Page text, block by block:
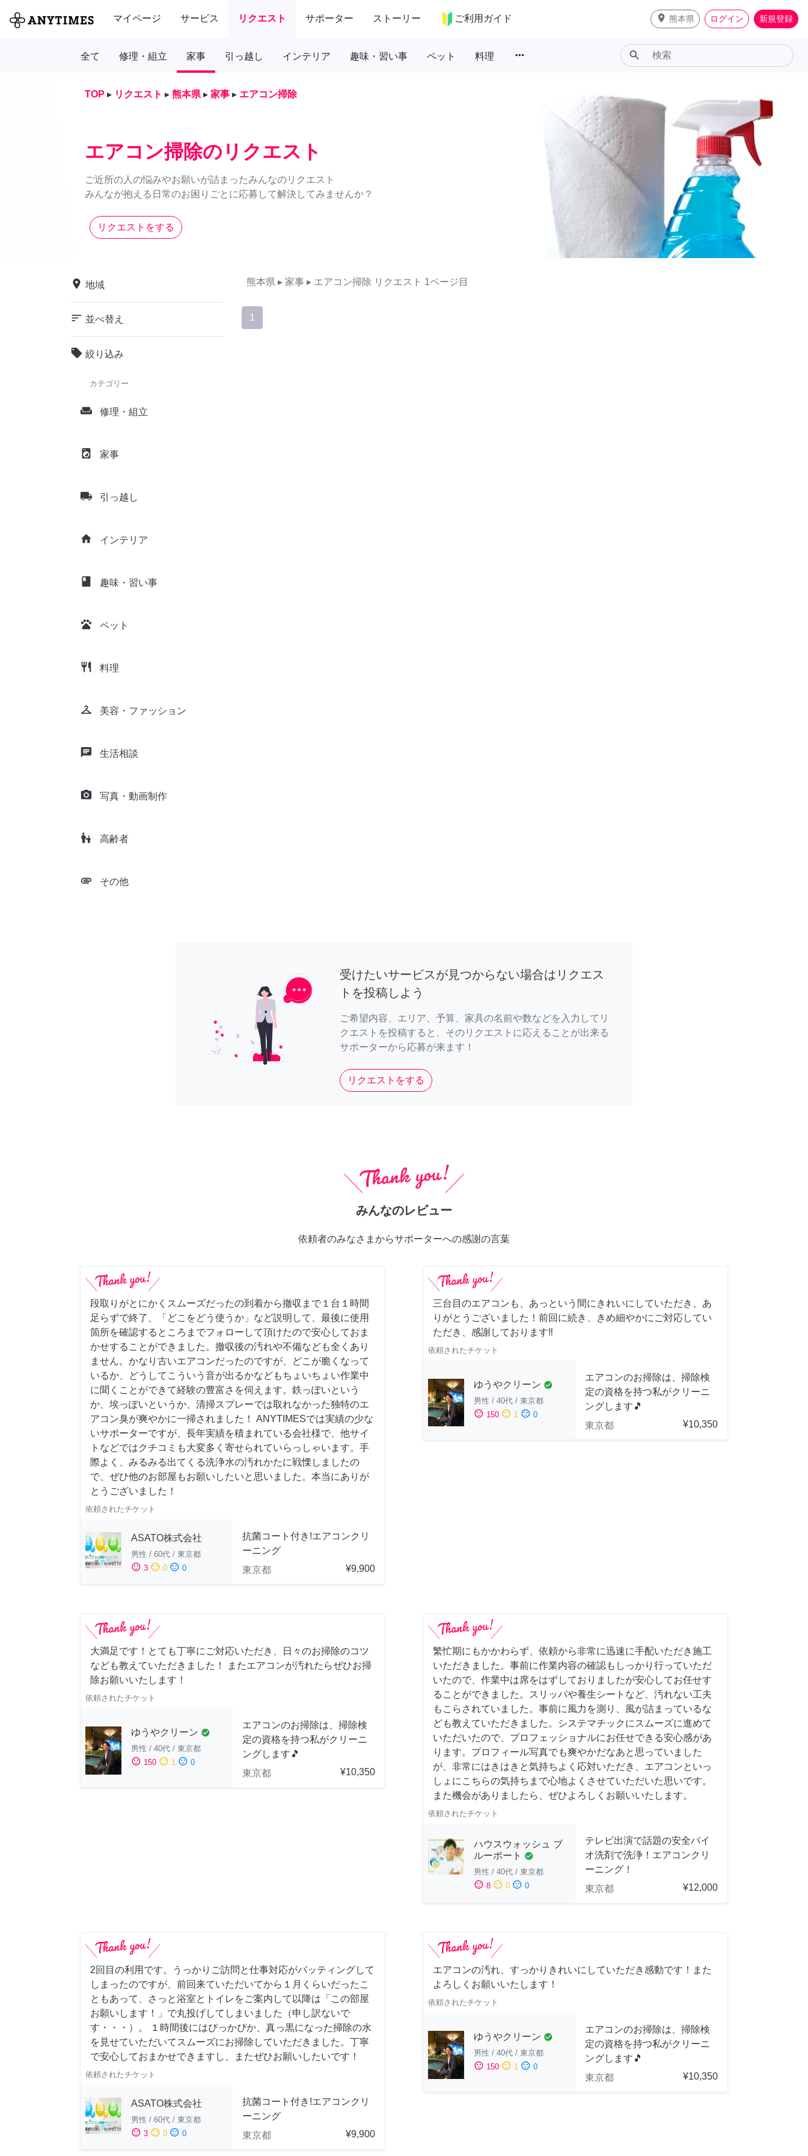
マイページ サービス リクエスト サポーター ストーリー ご利用ガイド place 熊本県 ログイン 新規登録
全て 修理・組立 家事 引っ越し インテリア 趣味・習い事 ペット 料理 more_horiz search
TOP ▸ リクエスト ▸ 熊本県 ▸ 家事 ▸ エアコン掃除
エアコン掃除のリクエスト
ご近所の人の悩みやお願いが詰まったみんなのリクエスト
みんなが抱える日常のお困りごとに応募して解決してみませんか？
リクエストをする
place 地域
sort 並べ替え
local_offer 絞り込み
カテゴリー
weekend 修理・組立
local_laundry_service 家事
local_shipping 引っ越し
home インテリア
class 趣味・習い事
pets ペット
restaurant 料理
checkroom 美容・ファッション
chat 生活相談
camera_alt 写真・動画制作
escalator_warning 高齢者
attachment その他
熊本県 ▸ 家事 ▸ エアコン掃除 リクエスト 1ページ目
1
受けたいサービスが見つからない場合はリクエス
トを投稿しよう
ご希望内容、エリア、予算、家具の名前や数などを入力してリ
クエストを投稿すると、そのリクエストに応えることが出来る
サポーターから応募が来ます！
リクエストをする
みんなのレビュー
依頼者のみなさまからサポーターへの感謝の言葉
段取りがとにかくスムーズだったの到着から撤収まで１台１時間
足らずで終了、「どこをどう使うか」など説明して、最後に使用
箇所を確認するところまでフォローして頂けたので安心しておま
かせすることができました。撤収後の汚れや不備なども全くあり
ません。かなり古いエアコンだったのですが、どこが脆くなって
いるか、どうしてこういう音が出るかなどもちょいちょい作業中
に聞くことができて経験の豊富さを伺えます。鉄っぽいという
か、埃っぽいというか、清掃スプレーでは取れなかった独特のエ
アコン臭が爽やかに一掃されました！ ANYTIMESでは実績の少な
いサポーターですが、長年実績を積まれている会社様で、他サイ
トなどではクチコミも大変多く寄せられていらっしゃいます。手
際よく、みるみる出てくる洗浄水の汚れかたに戦慄しましたの
で、ぜひ他のお部屋もお願いしたいと思いました。本当にありが
とうございました！
依頼されたチケット
ASATO株式会社
男性 / 60代 / 東京都
sentiment_satisfied 3 sentiment_neutral 0 sentiment_dissatisfied 0
抗菌コート付き!エアコンクリ
ーニング
東京都
¥9,900
三台目のエアコンも、あっという間にきれいにしていただき、あ
りがとうございました！前回に続き、きめ細やかにご対応してい
ただき、感謝しております‼️
依頼されたチケット
ゆうやクリーン check_circle
男性 / 40代 / 東京都
sentiment_satisfied 150 sentiment_neutral 1 sentiment_dissatisfied 0
エアコンのお掃除は、掃除検
定の資格を持つ私がクリーニ
ングします🎵
東京都
¥10,350
大満足です！とても丁寧にご対応いただき、日々のお掃除のコツ
なども教えていただきました！ またエアコンが汚れたらぜひお掃
除お願いいたします！
依頼されたチケット
ゆうやクリーン check_circle
男性 / 40代 / 東京都
sentiment_satisfied 150 sentiment_neutral 1 sentiment_dissatisfied 0
エアコンのお掃除は、掃除検
定の資格を持つ私がクリーニ
ングします🎵
東京都
¥10,350
繁忙期にもかかわらず、依頼から非常に迅速に手配いただき施工
いただきました。事前に作業内容の確認もしっかり行っていただ
いたので、作業中は席をはずしておりましたが安心してお任せす
ることができました。スリッパや養生シートなど、汚れない工夫
もこらされていました。事前に風力を測り、風が詰まっているな
ども教えていただきました。システマチックにスムーズに進めて
いただいたので、プロフェッショナルにお任せできる安心感があ
ります。プロフィール写真でも爽やかだなあと思っていました
が、非常にはきはきと気持ちよく応対いただき、エアコンといっ
しょにこちらの気持ちまで心地よくさせていただいた思いです。
また機会がありましたら、ぜひよろしくお願いいたします。
依頼されたチケット
ハウスウォッシュ ブ
ルーポート check_circle
男性 / 40代 / 東京都
sentiment_satisfied 8 sentiment_neutral 0 sentiment_dissatisfied 0
テレビ出演で話題の安全バイ
オ洗剤で洗浄！エアコンクリ
ーニング！
東京都
¥12,000
2回目の利用です。うっかりご訪問と仕事対応がバッティングして
しまったのですが、前回来ていただいてから１月くらいだったこ
ともあって、さっと浴室とトイレをご案内して以降は「この部屋
お願いします！」で丸投げしてしまいました（申し訳ないで
す・・・）。 １時間後にはぴっかぴか、真っ黒になった掃除の水
を見せていただいてスムーズにお掃除していただきました。丁寧
で安心しておまかせできますし、またぜひお願いしたいです！
依頼されたチケット
ASATO株式会社
男性 / 60代 / 東京都
sentiment_satisfied 3 sentiment_neutral 0 sentiment_dissatisfied 0
抗菌コート付き!エアコンクリ
ーニング
東京都
¥9,900
エアコンの汚れ、すっかりきれいにしていただき感動です！また
よろしくお願いいたします！
依頼されたチケット
ゆうやクリーン check_circle
男性 / 40代 / 東京都
sentiment_satisfied 150 sentiment_neutral 1 sentiment_dissatisfied 0
エアコンのお掃除は、掃除検
定の資格を持つ私がクリーニ
ングします🎵
東京都
¥10,350